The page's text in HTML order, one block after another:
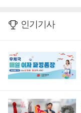
인기기사